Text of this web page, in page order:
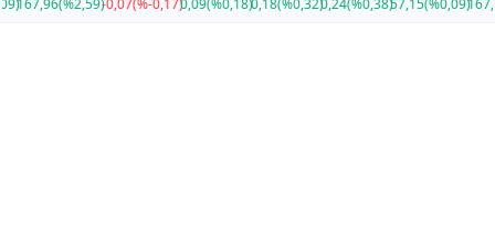
(%2,59)-0,07(%-0,17)0,09(%0,18)0,18(%0,32)0,24(%0,38)57,15(%0,09)167,96